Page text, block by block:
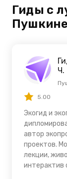
Гиды с
Пушкине
Ч.
5.00
Экогид и
автор
проектов.
лекции,
интерактив